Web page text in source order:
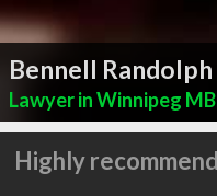
Bennell Randolph
Lawyer in Winnipeg MB
Highly